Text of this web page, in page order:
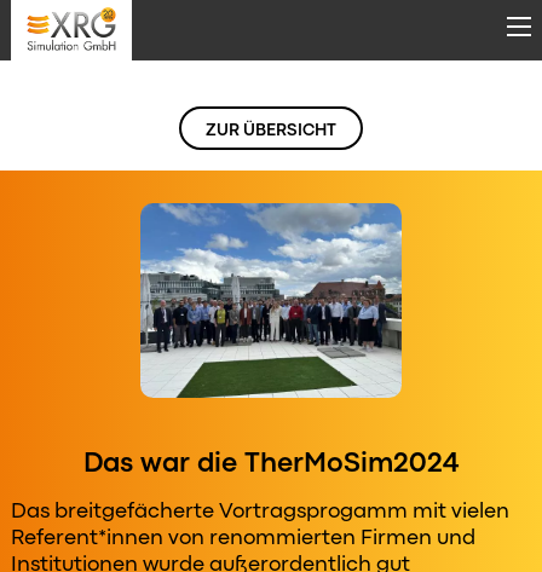
Direkt zum Inhalt
ZUR ÜBERSICHT
Das war die TherMoSim2024
Das breitgefächerte Vortragsprogamm mit vielen
Referent*innen von renommierten Firmen und
Institutionen wurde außerordentlich gut